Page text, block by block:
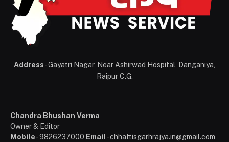
Address- Gayatri Nagar, Near Ashirwad Hospital, Danganiya,
Raipur C.G.
Chandra Bhushan Verma
Owner & Editor
Mobile- 9826237000 Email- chhattisgarhrajya.in@gmail.com